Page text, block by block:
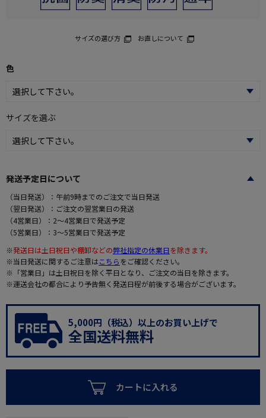
サイズの選び方 お直しについて
色
サイズを選ぶ
発送予定日について
（当日発送）：午前9時までのご注文で当日発送
（翌日発送）：ご注文の翌営業日の発送
（4営業日）：2～4営業日で発送予定
（5営業日）：3～5営業日で発送予定
※発送日は土日祝日や棚卸などの弊社指定の休業日を除きます。
※当日発送に関するご注意はこちらをご確認ください。
※「営業日」は土日祝日を除く平日となり、ご注文の当日を除きます。
※運送会社の都合により予告無く発送日程が前後する場合がございます。
5,000円（税込）以上のお買い上げで
全国送料無料
カートに入れる